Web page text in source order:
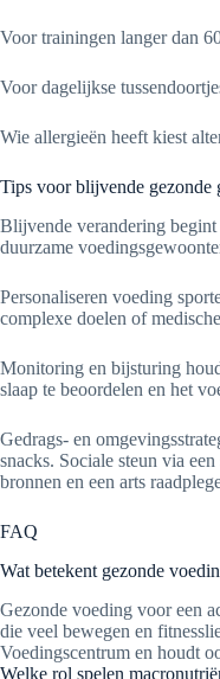
Voor trainingen langer dan
Voor dagelijkse
Wie allergieën heeft kiest
Tips voor blijvende gezonde
Blijvende verandering begint
duurzame
Personaliseren voeding
complexe doelen of
Monitoring en bijsturing
slaap te beoordelen en het
Gedrags- en
snacks. Sociale steun via
bronnen en een arts
FAQ
Wat betekent gezonde
Gezonde voeding voor een
die veel bewegen en
Voedingscentrum en houdt
Welke rol spelen